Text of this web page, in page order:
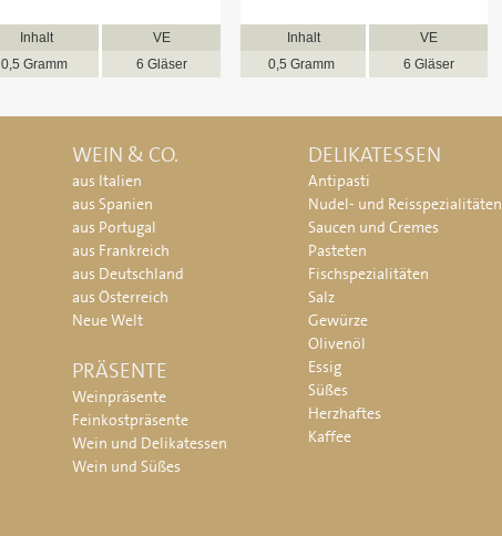
Inhalt
VE
0,5 Gramm
6 Gläser
Inhalt
VE
0,5 Gramm
6 Gläser
WEIN & CO.
aus Italien
aus Spanien
aus Portugal
aus Frankreich
aus Deutschland
aus Österreich
Neue Welt
PRÄSENTE
Weinpräsente
Feinkostpräsente
Wein und Delikatessen
Wein und Süßes
DELIKATESSEN
Antipasti
Nudel- und Reisspezialitäten
Saucen und Cremes
Pasteten
Fischspezialitäten
Salz
Gewürze
Olivenöl
Essig
Süßes
Herzhaftes
Kaffee